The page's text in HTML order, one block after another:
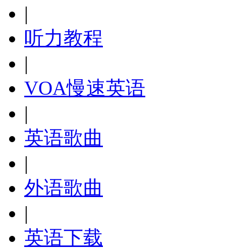
|
听力教程
|
VOA慢速英语
|
英语歌曲
|
外语歌曲
|
英语下载